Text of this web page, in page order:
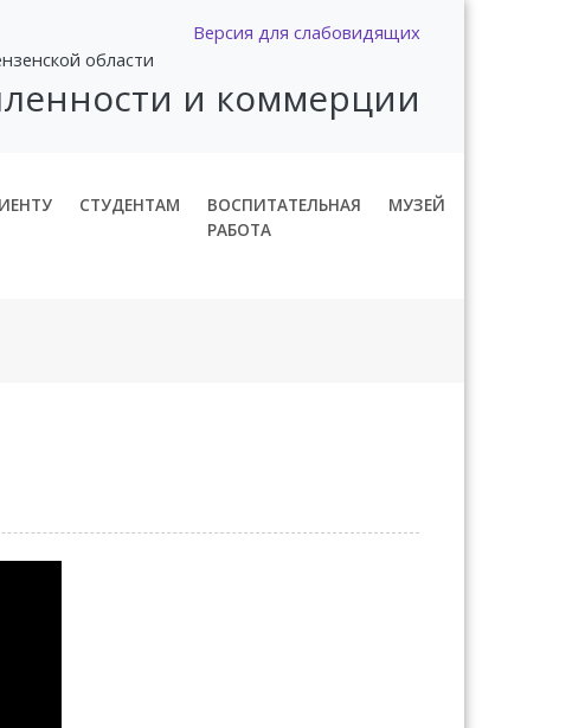
Версия для слабовидящих
области
и коммерции
СТУДЕНТАМ
ВОСПИТАТЕЛЬНАЯ
РАБОТА
МУЗЕЙ